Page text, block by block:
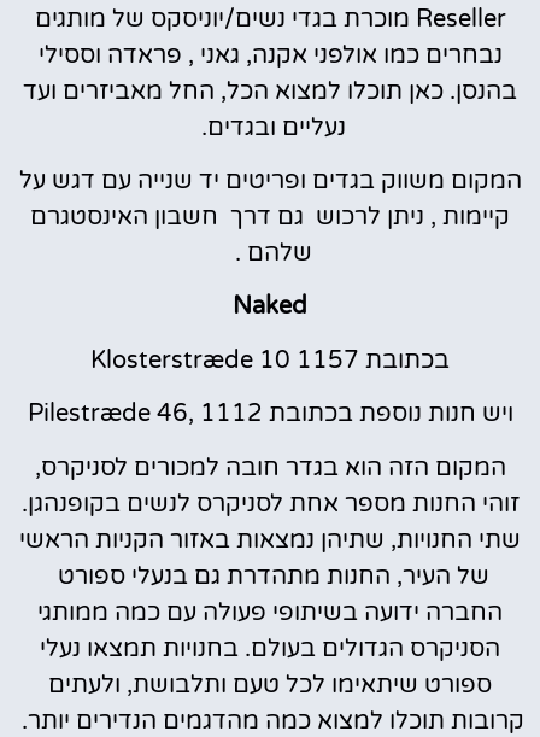
Reseller מוכרת בגדי נשים/יוניסקס של מותגים
נבחרים כמו אולפני אקנה, גאני , פראדה וססילי
בהנסן. כאן תוכלו למצוא הכל, החל מאביזרים ועד
נעליים ובגדים.
המקום משווק בגדים ופריטים יד שנייה עם דגש על
קיימות , ניתן לרכוש גם דרך חשבון האינסטגרם
שלהם .
Naked
בכתובת Klosterstræde 10 1157
ויש חנות נוספת בכתובת Pilestræde 46, 1112
המקום הזה הוא בגדר חובה למכורים לסניקרס,
זוהי החנות מספר אחת לסניקרס לנשים בקופנהגן.
שתי החנויות, שתיהן נמצאות באזור הקניות הראשי
של העיר, החנות מתהדרת גם בנעלי ספורט
החברה ידועה בשיתופי פעולה עם כמה ממותגי
הסניקרס הגדולים בעולם. בחנויות תמצאו נעלי
ספורט שיתאימו לכל טעם ותלבושת, ולעתים
קרובות תוכלו למצוא כמה מהדגמים הנדירים יותר.